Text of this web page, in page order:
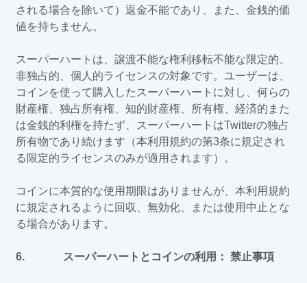
される場合を除いて）返金不能であり、また、金銭的価
値を持ちません。
スーパーハートは、譲渡不能な権利移転不能な限定的、
非独占的、個人的ライセンスの対象です。ユーザーは、
コインを使って購入したスーパーハートに対し、何らの
財産権、独占所有権、知的財産権、所有権、経済的また
は金銭的利権を持たず、スーパーハートはTwitterの独占
所有物であり続けます（本利用規約の第3条に規定され
る限定的ライセンスのみが適用されます）。
コインに本質的な使用期限はありませんが、本利用規約
に規定されるように回収、無効化、または使用中止とな
る場合があります。
6. スーパーハートとコインの利用： 禁止事項